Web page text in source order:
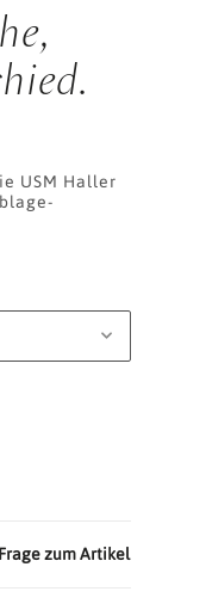
USM Haller
Frage zum Artikel